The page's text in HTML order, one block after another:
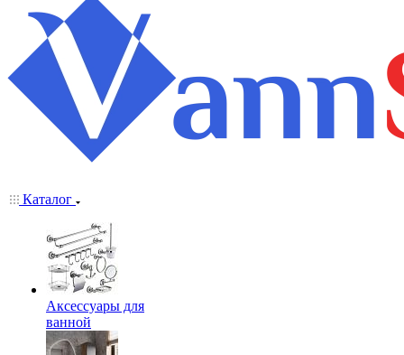
Каталог
Аксессуары для
ванной